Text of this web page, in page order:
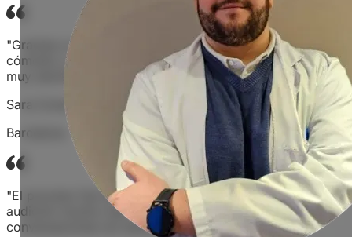
"Gracias a su asesoramiento, encontré un audífono
cómodo y con gran calidad de sonido. El proceso fue
muy sencillo."
Sara Conde
Barcelona
"El proceso fue fácil y rápido. Ahora disfruto de una
audición mucho más clara y puedo participar en
conversaciones sin esfuerzo."